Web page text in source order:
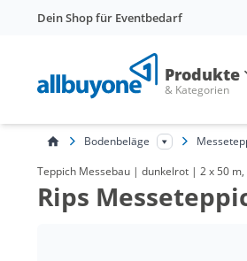
Dein Shop für Eventbedarf
Produkte
& Kategorien
Bodenbeläge
Teppich Messebau | dunkelrot | 2 x 50
Rips